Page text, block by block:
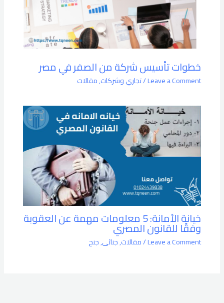
خطوات تأسيس شركة من الصفر في مصر
Leave a Comment
/تجاري وشركات,مقالات
خيانة الأمانة: 5 معلومات مهمة عن العقوبة
وفقًا للقانون المصري
Leave a Comment
/مقالات,جنائى,جنح